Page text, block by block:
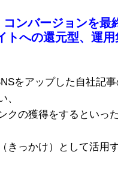
コンバージョンを最
トへの還元型、運
をアップした自社記
、
クの獲得をするといっ
きっかけ）として活用